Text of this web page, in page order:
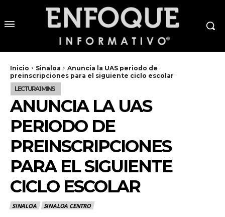
Inicio Sinaloa
Anuncia la UAS periodo de
preinscripciones para el siguiente ciclo escolar
ANUNCIA LA UAS
PERIODO DE
PREINSCRIPCIONES
PARA EL SIGUIENTE
CICLO ESCOLAR
SINALOA SINALOA CENTRO